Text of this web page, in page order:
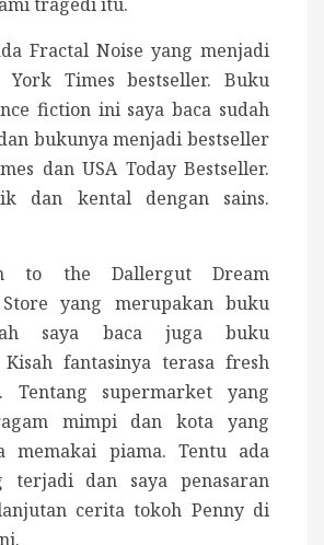
Fractal Noise yang menjadi
Times bestseller. Buku
fiction ini saya baca sudah
bukunya menjadi bestseller
dan USA Today Bestseller.
dan kental dengan sains.
to the Dallergut Dream
yang merupakan buku
saya baca juga buku
Kisah fantasinya terasa fresh
Tentang supermarket yang
mimpi dan kota yang
memakai piama. Tentu ada
terjadi dan saya penasaran
cerita tokoh Penny di